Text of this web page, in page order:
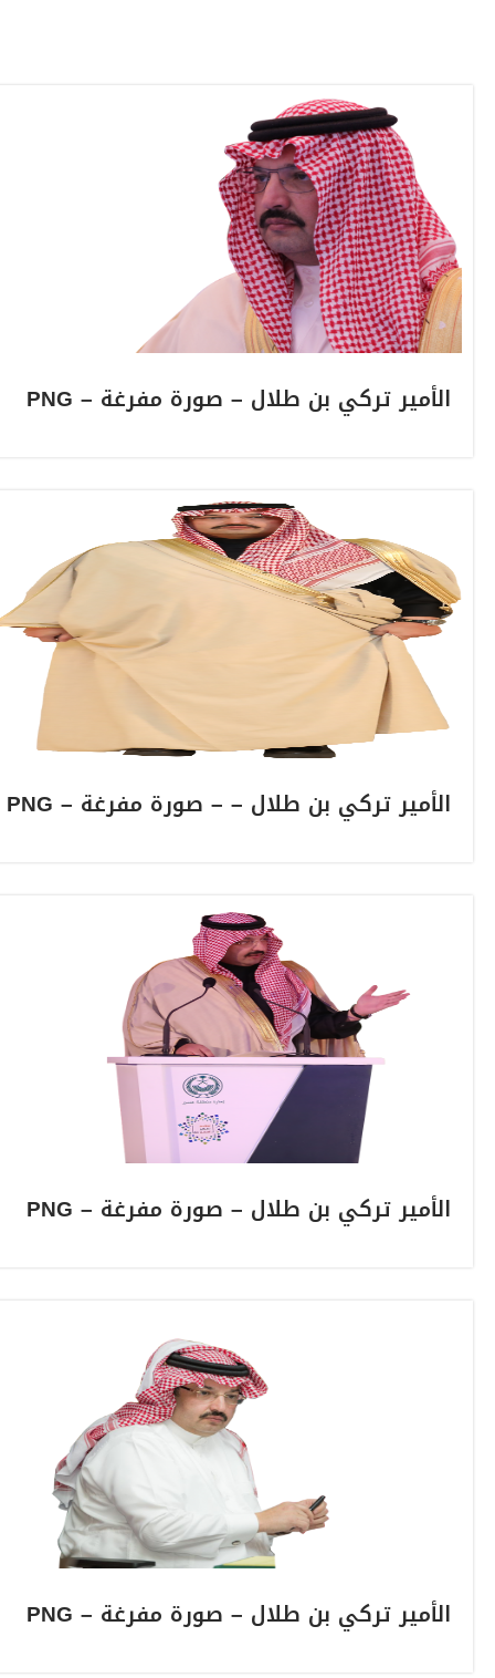
الأمير تركي بن طلال – صورة مفرغة – PNG
الأمير تركي بن طلال – – صورة مفرغة – PNG
الأمير تركي بن طلال – صورة مفرغة – PNG
الأمير تركي بن طلال – صورة مفرغة – PNG